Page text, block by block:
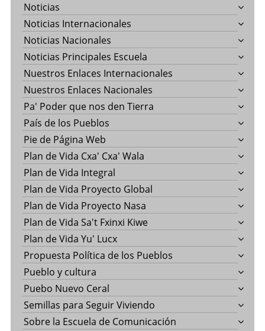
Noticias
Noticias Internacionales
Noticias Nacionales
Noticias Principales Escuela
Nuestros Enlaces Internacionales
Nuestros Enlaces Nacionales
Pa' Poder que nos den Tierra
País de los Pueblos
Pie de Página Web
Plan de Vida Cxa' Cxa' Wala
Plan de Vida Integral
Plan de Vida Proyecto Global
Plan de Vida Proyecto Nasa
Plan de Vida Sa't Fxinxi Kiwe
Plan de Vida Yu' Lucx
Propuesta Política de los Pueblos
Pueblo y cultura
Puebo Nuevo Ceral
Semillas para Seguir Viviendo
Sobre la Escuela de Comunicación